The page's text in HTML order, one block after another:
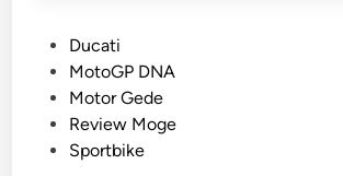
Ducati
MotoGP DNA
Motor Gede
Review Moge
Sportbike